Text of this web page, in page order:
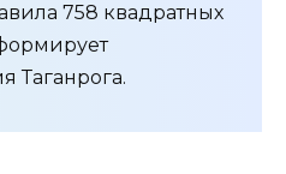
758 квадратных
Таганрога.